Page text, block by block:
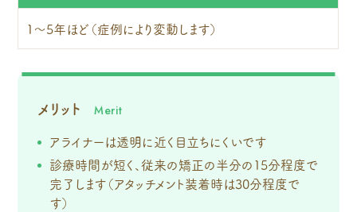
1～5年ほど（症例により変動します）
メリット
アライナーは透明に近く目立ちにくいです
診療時間が短く、従来の矯正の半分の15分程度で
完了します（アタッチメント装着時は30分程度で
す）